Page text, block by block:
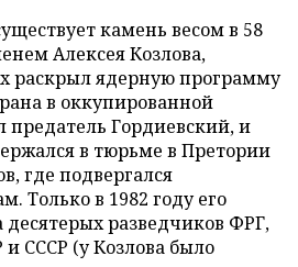
камень весом в 58
Алексея Козлова,
раскрыл ядерную программу
в оккупированной
Гордиевский, и
в тюрьме в Претории
где подвергался
Только в 1982 году его
десятерых разведчиков ФРГ,
СССР (у Козлова было